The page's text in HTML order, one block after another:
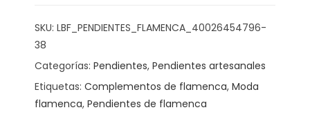
SKU: LBF_PENDIENTES_FLAMENCA_40026454796-
38
Categorías: Pendientes, Pendientes artesanales
Etiquetas: Complementos de flamenca, Moda
flamenca, Pendientes de flamenca